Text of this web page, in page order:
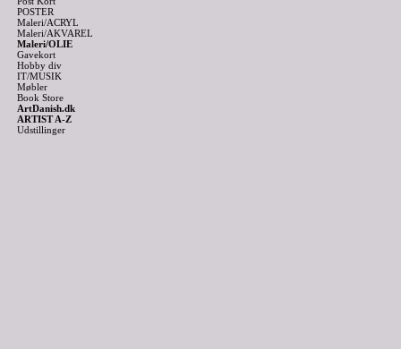
POSTER
Maleri/ACRYL
Maleri/AKVAREL
Maleri/OLIE
Gavekort
Hobby div
IT/MUSIK
Møbler
Book Store
ArtDanish.dk
ARTIST A-Z
Udstillinger